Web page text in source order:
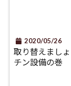
2020/05/26
取り替えまし
チン設備の巻